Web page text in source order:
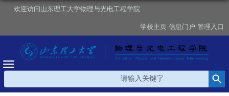
欢迎访问山东理工大学物理与光电工程学院
学校主页 信息门户 管理入口